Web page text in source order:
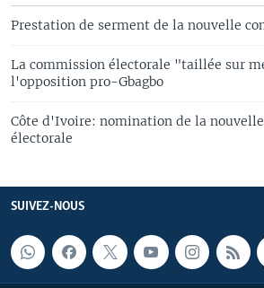
Prestation de serment de la nouvelle
La commission électorale "taillée sur
l'opposition pro-Gbagbo
Côte d'Ivoire: nomination de la
électorale
SUIVEZ-NOUS